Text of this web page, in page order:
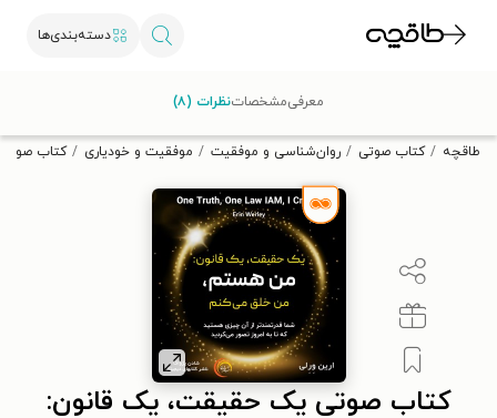
دسته‌بندی‌ها
تخفیف از طاقچه دریافت کن.
طاقچه کتاب صوتی روان‌شناسی و موفقیت موفقیت و خودیاری کتاب
کتاب صوتی یک حقیقت، یک قانون:
معرفیمشخصاتنظرات (۸)